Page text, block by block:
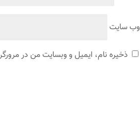
وب‌ سایت
ذخیره نام، ایمیل و وبسایت من در